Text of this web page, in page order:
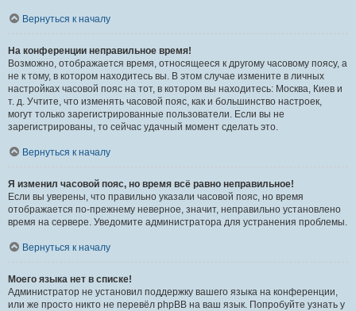
Вернуться к началу
На конференции неправильное время!
Возможно, отображается время, относящееся к другому часовому поясу, а
не к тому, в котором находитесь вы. В этом случае измените в личных
настройках часовой пояс на тот, в котором вы находитесь: Москва, Киев и
т. д. Учтите, что изменять часовой пояс, как и большинство настроек,
могут только зарегистрированные пользователи. Если вы не
зарегистрированы, то сейчас удачный момент сделать это.
Вернуться к началу
Я изменил часовой пояс, но время всё равно неправильное!
Если вы уверены, что правильно указали часовой пояс, но время
отображается по-прежнему неверное, значит, неправильно установлено
время на сервере. Уведомите администратора для устранения проблемы.
Вернуться к началу
Моего языка нет в списке!
Администратор не установил поддержку вашего языка на конференции,
или же просто никто не перевёл phpBB на ваш язык. Попробуйте узнать у